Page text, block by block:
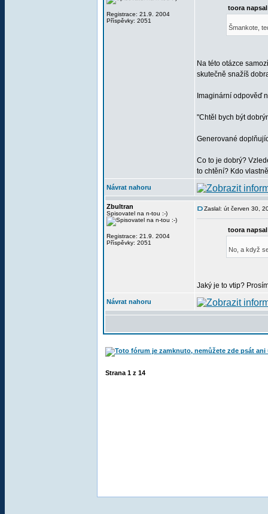
Registrace: 21.9. 2004
Příspěvky: 2051
toora
Šmankote,
Na této otázce
skutečně snažíš
Imaginární odpověď
"Chtěl bych být
Generované
Co to je dobrý?
to chtění? Kdo
Návrat nahoru
Zbultran
Spisovatel na n-tou :-)
Registrace: 21.9. 2004
Příspěvky: 2051
Zaslal: út červen 30,
toora
No, a když
Jaký je to vtip?
Návrat nahoru
Strana 1 z 14